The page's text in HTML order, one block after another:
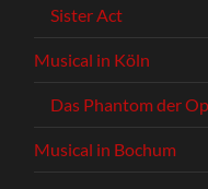
Sister Act
Musical in Köln
Das Phantom der
Musical in Bochum